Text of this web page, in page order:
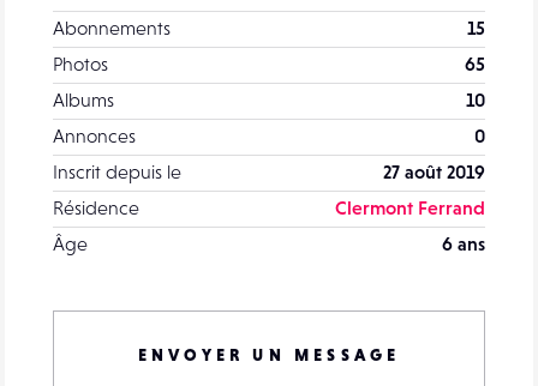
Abonnements
15
Photos
65
Albums
10
Annonces
0
Inscrit depuis le
27 août 2019
Résidence
Clermont Ferrand
Âge
6 ans
ENVOYER UN MESSAGE